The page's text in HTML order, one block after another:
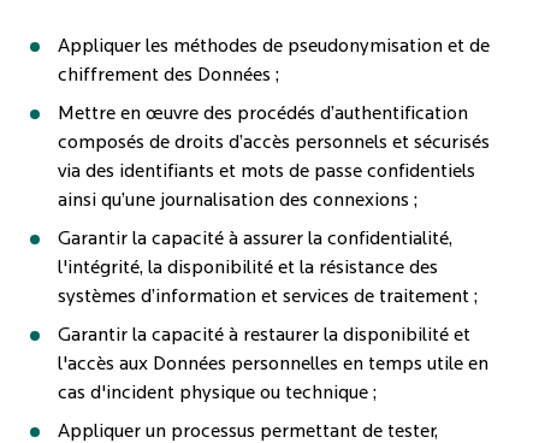
Appliquer les méthodes de pseudonymisation et de
chiffrement des Données ;
Mettre en œuvre des procédés d’authentification
composés de droits d’accès personnels et sécurisés
via des identifiants et mots de passe confidentiels
ainsi qu’une journalisation des connexions ;
Garantir la capacité à assurer la confidentialité,
l'intégrité, la disponibilité et la résistance des
systèmes d’information et services de traitement ;
Garantir la capacité à restaurer la disponibilité et
l'accès aux Données personnelles en temps utile en
cas d'incident physique ou technique ;
Appliquer un processus permettant de tester,